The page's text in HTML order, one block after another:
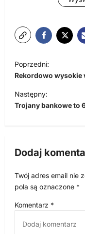
N
a
w
i
c
a
p
Poprzedni:
Rekordowo
Następny:
Trojany bankowe to
Dodaj
Twój adres email nie
pola są oznaczone *
Komentarz *